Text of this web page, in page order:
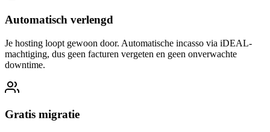
Automatisch verlengd
Je hosting loopt gewoon door. Automatische incasso via iDEAL-
machtiging, dus geen facturen vergeten en geen onverwachte
downtime.
Gratis migratie